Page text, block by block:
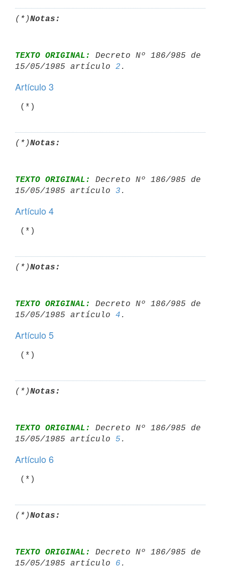
(*)Notas:
TEXTO ORIGINAL:
Decreto Nº 186/985 de
15/05/1985 artículo 2
Artículo 3
(*)Notas:
TEXTO ORIGINAL:
Decreto Nº 186/985 de
15/05/1985 artículo 3
Artículo 4
(*)Notas:
TEXTO ORIGINAL:
Decreto Nº 186/985 de
15/05/1985 artículo 4
Artículo 5
(*)Notas:
TEXTO ORIGINAL:
Decreto Nº 186/985 de
15/05/1985 artículo 5
Artículo 6
(*)Notas:
TEXTO ORIGINAL:
Decreto Nº 186/985 de
15/05/1985 artículo 6